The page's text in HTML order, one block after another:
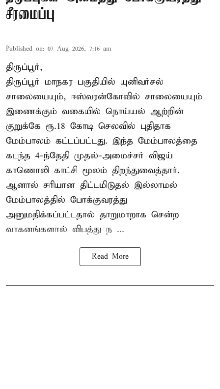
சீரமைப்பு
Published on: 07 Aug 2026, 7:16 am
திருப்பூர்,
திருப்பூர் மாநகர பகுதியில் யுனிவர்சல்
சாலையையும், ஈஸ்வரன்கோவில் சாலையையும்
இணைக்கும் வகையில் நொய்யல் ஆற்றின்
குறுக்கே ரூ.18 கோடி செலவில் புதிதாக
மேம்பாலம் கட்டப்பட்டது. இந்த மேம்பாலத்தை
கடந்த 4-ந்தேதி முதல்-அமைச்சர் விஜய்
காணொலி காட்சி மூலம் திறந்துவைத்தார்.
ஆனால் சரியான திட்டமிடுதல் இல்லாமல்
மேம்பாலத்தில் போக்குவரத்து
அனுமதிக்கப்பட்டதால் தாறுமாறாக சென்ற
வாகனங்களால் விபத்து ந ...
Read More